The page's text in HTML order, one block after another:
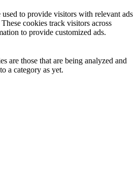
to provide visitors with relevant ads
cookies track visitors across
to provide customized ads.
are those that are being analyzed and
a category as yet.